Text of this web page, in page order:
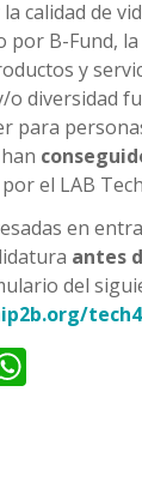
calidad de
por B-Fund,
y
o diversidad
para
el LAB
en
antes
del